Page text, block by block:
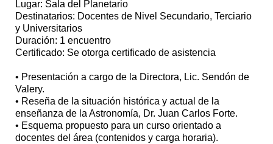
Lugar: Sala del Planetario
Destinatarios: Docentes de Nivel Secundario, Terciario
y Universitarios
Duración: 1 encuentro
Certificado: Se otorga certificado de asistencia
• Presentación a cargo de la Directora, Lic. Sendón de
Valery.
• Reseña de la situación histórica y actual de la
enseñanza de la Astronomía, Dr. Juan Carlos Forte.
• Esquema propuesto para un curso orientado a
docentes del área (contenidos y carga horaria).